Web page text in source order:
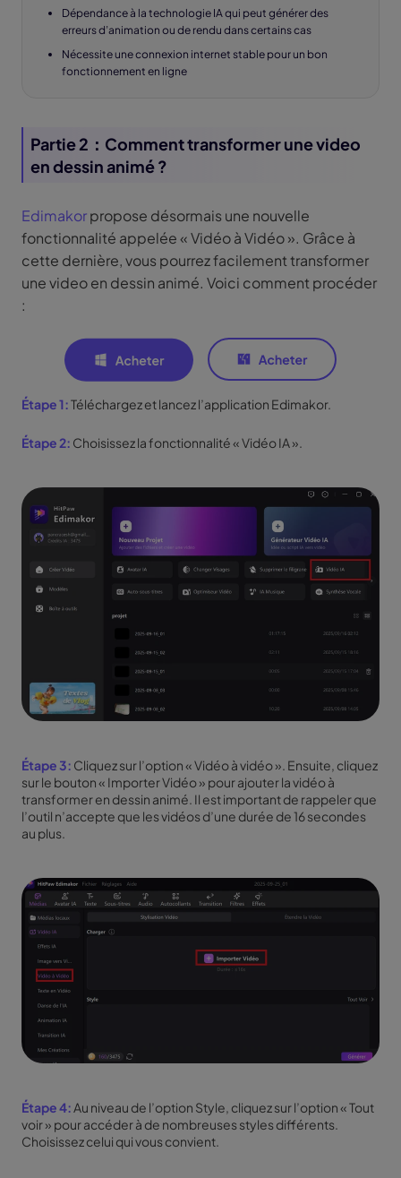
Dépendance à la technologie IA qui peut générer des
erreurs d’animation ou de rendu dans certains cas
Nécessite une connexion internet stable pour un bon
fonctionnement en ligne
Partie 2：Comment transformer une video
en dessin animé ?
Edimakorpropose désormais une nouvelle
fonctionnalité appelée « Vidéo à Vidéo ». Grâce à
cette dernière, vous pourrez facilement transformer
une video en dessin animé. Voici comment procéder
:
Étape 1:Téléchargez et lancez l’application Edimakor.
Étape 2: Choisissez la fonctionnalité « Vidéo IA ».
Étape 3: Cliquez sur l’option « Vidéo à vidéo ». Ensuite, cliquez
sur le bouton « Importer Vidéo » pour ajouter la vidéo à
transformer en dessin animé. Il est important de rappeler que
l’outil n’accepte que les vidéos d’une durée de 16 secondes
au plus.
Étape 4:Au niveau de l’option Style, cliquez sur l’option « Tout
voir » pour accéder à de nombreuses styles différents.
Choisissez celui qui vous convient.